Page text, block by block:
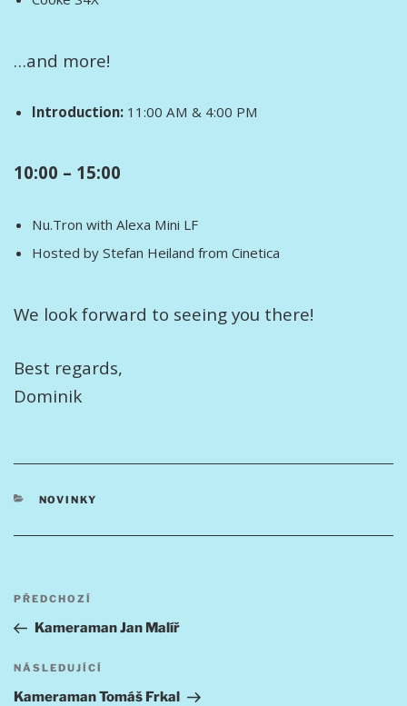
…and more!
Introduction: 11:00 AM & 4:00 PM
10:00 – 15:00
Nu.Tron with Alexa Mini LF
Hosted by Stefan Heiland from Cinetica
We look forward to seeing you there!
Best regards,
Dominik
RUBRIKY
NOVINKY
Navigace
příspěvek
Předchozí
příspěvek
PŘEDCHOZÍ
Kameraman Jan Malíř
Následující
příspěvek
NÁSLEDUJÍCÍ
Kameraman Tomáš Frkal